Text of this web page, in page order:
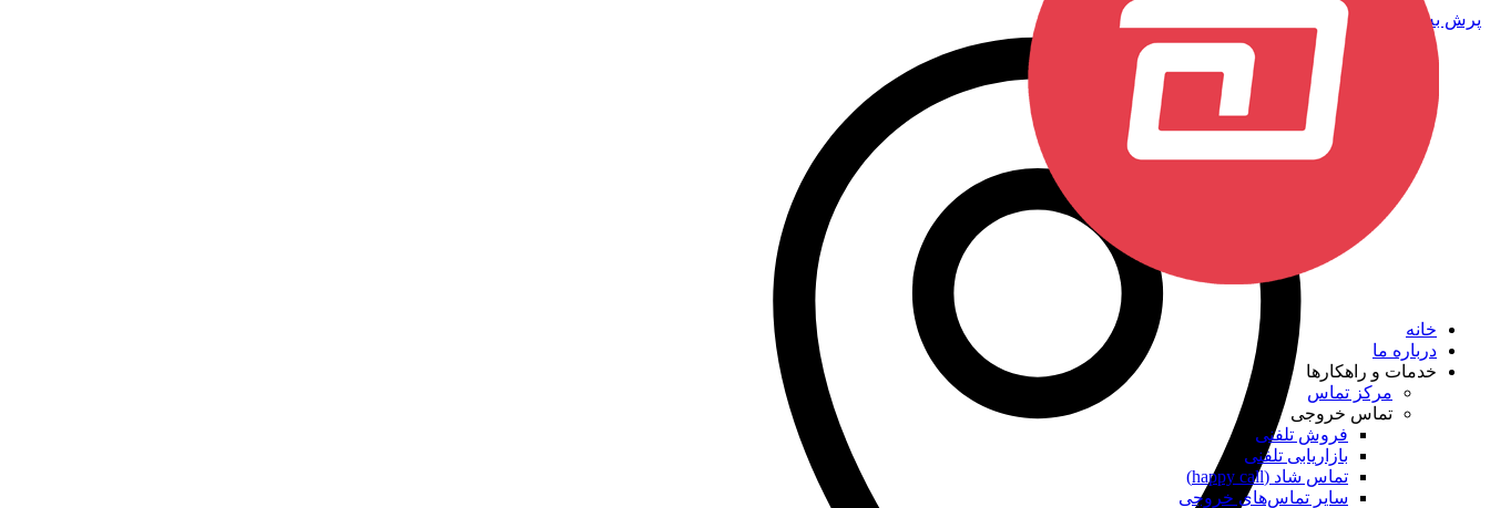
پرش به محتوا
خانه
درباره ما
خدمات و راهکارها
مرکز تماس
تماس خروجی
فروش تلفنی
بازاریابی تلفنی
تماس شاد (happy call)
سایر تماس‌های خروجی